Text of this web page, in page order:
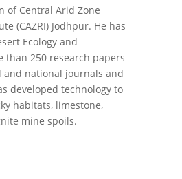
of Central Arid Zone
(CAZRI) Jodhpur. He has
Ecology and
than 250 research papers
national journals and
developed technology to
habitats, limestone,
mine spoils.